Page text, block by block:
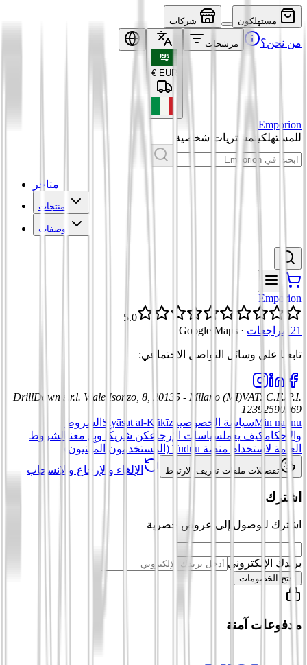
مستهلكون شركات
من نحن؟ مرشحات
EUR
€
Emporion
للمستهلكينمشتريات شخصية
متاجر
منتجات
وصفات
Emporion
5.0
21 مراجعات
·
Google Maps
تابعنا على وسائل التواصل الاجتماعي:
DrillDown s.r.l. Viale Isonzo, 8, 20135 - Milano (MI)VAT: C.F./P.I.
12392590969
Min nahnuسياسة الخصوصية Siyāsat al-Kūkīz الشروط
والأحكامكيف يعملسياسات الإرجاعكن شريكًا وبِع معنا
الشروط
العامة لاستخدام منصة Tuduu (المستخدمون المهنيون)
تفضيلات ملفات تعريف الارتباط الإلغاء والإرجاع والانسحاب
اشترك
اشترك للوصول إلى عروض حصرية
بريدك الإلكتروني
افتح الخصومات
مدفوعات آمنة